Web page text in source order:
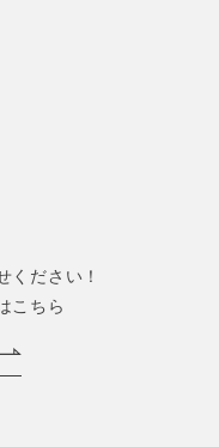
ください！
こちら